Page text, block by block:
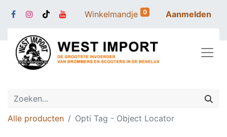
Winkelmandje 0 Aanmelden
Alle producten Opti Tag - Object Locator